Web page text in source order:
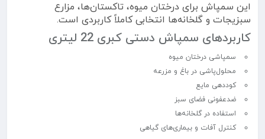
این سمپاش برای درختان میوه، تاکستان‌ها، مزارع
سبزیجات و گلخانه‌ها انتخابی کاملاً کاربردی است.
کاربردهای سمپاش دستی کبری 22 لیتری
سمپاشی درختان میوه
محلول‌پاشی در باغ و مزرعه
کوددهی مایع
ضدعفونی فضای سبز
استفاده در گلخانه‌ها
کنترل آفات و بیماری‌های گیاهی